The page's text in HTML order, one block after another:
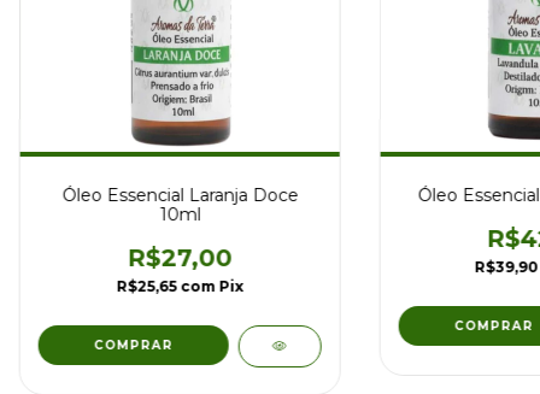
Óleo Essencial Laranja Doce
10ml
R$27,00
R$25,65 com Pix
Óleo